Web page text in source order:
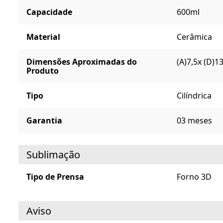
Capacidade 600ml
Material Cerâmica
Dimensões Aproximadas do
Produto
(A)7,5x
Tipo Cilíndrica
Garantia 03 meses
Sublimação
Tipo de Prensa Forno 3D
Aviso